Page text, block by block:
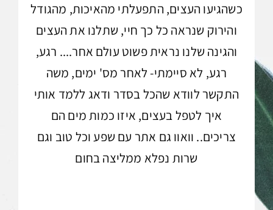
כשהגיעו העצים, התפעלתי מהאיכות, מהגודל
והירוק שנראה כל כך חיי, שתלנו את העצים
והגינה שלנו נראית פשוט עולם אחר.... רגע,
רגע, לא סיימתי- לאחר מס' ימים, משה
התקשר לוודא שהכל בסדר ודאג ללמד אותי
איך לטפל בעצים, איזו כמות מים הם
צריכים.. וואוו גם אתר עם שפע וכל טוב וגם
שרות נפלא ממליצה בחום